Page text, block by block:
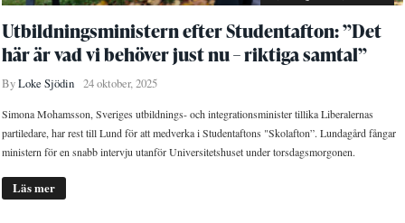
Utbildningsministern efter Studentafton: ”Det
här är vad vi behöver just nu – riktiga samtal”
ByLoke Sjödin 24 oktober, 2025
Simona Mohamsson, Sveriges utbildnings- och integrationsminister tillika Liberalernas
partiledare, har rest till Lund för att medverka i Studentaftons "Skolafton”. Lundagård fångar
ministern för en snabb intervju utanför Universitetshuset under torsdagsmorgonen.
Läs mer